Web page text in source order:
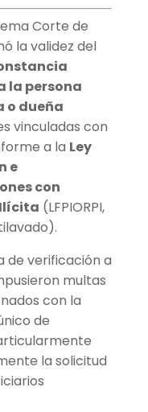
Corte de
la validez del
la persona
o dueña
vinculadas con
a la Ley
e
con
Ilícita (LFPIORPI,
de verificación a
multas
con la
de
la solicitud